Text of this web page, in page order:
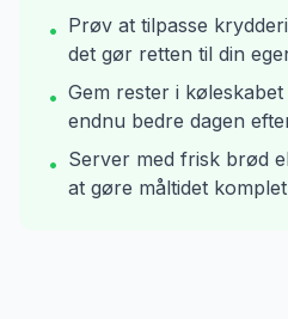
• Prøv at tilpasse
det gør retten til din
• Gem rester i
endnu bedre dagen
• Server med frisk brød
at gøre måltidet